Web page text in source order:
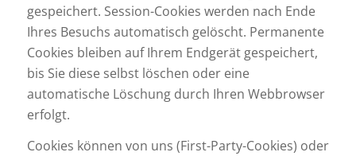
gespeichert. Session-Cookies werden nach Ende
Ihres Besuchs automatisch gelöscht. Permanente
Cookies bleiben auf Ihrem Endgerät gespeichert,
bis Sie diese selbst löschen oder eine
automatische Löschung durch Ihren Webbrowser
erfolgt.
Cookies können von uns (First-Party-Cookies) oder